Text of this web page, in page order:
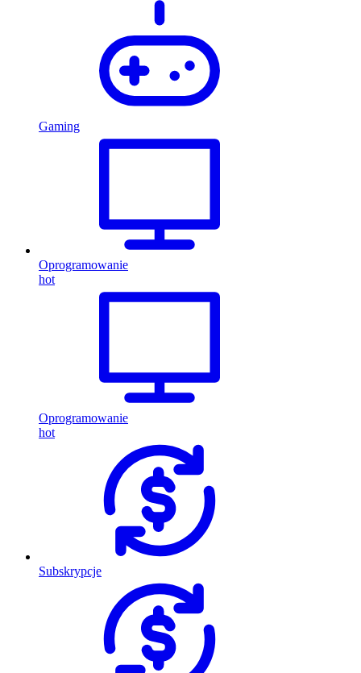
Gaming
Oprogramowanie
hot
Oprogramowanie
hot
Subskrypcje